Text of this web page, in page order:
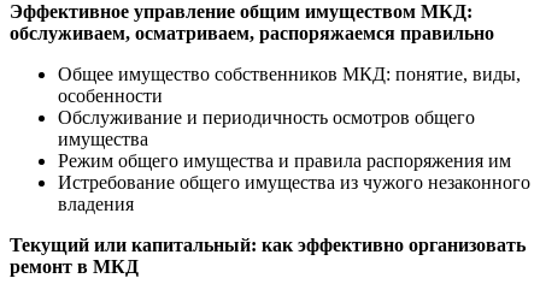
Эффективное управление общим имуществом МКД:
обслуживаем, осматриваем, распоряжаемся правильно
Общее имущество собственников МКД: понятие, виды,
особенности
Обслуживание и периодичность осмотров общего
имущества
Режим общего имущества и правила распоряжения им
Истребование общего имущества из чужого незаконного
владения
Текущий или капитальный: как эффективно организовать
ремонт в МКД